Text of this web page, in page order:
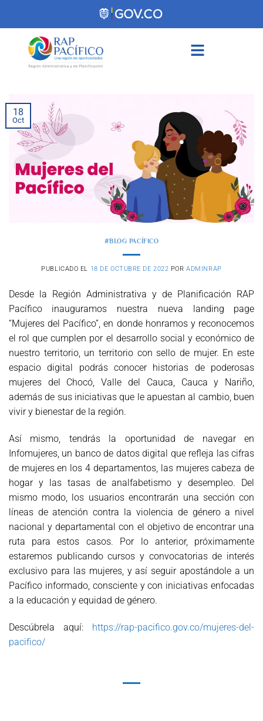
18
Oct
#BLOG PACÍFICO
PUBLICADO EL 18 DE OCTUBRE DE 2022 PORADMINRAP
Desde la Región Administrativa y de Planificación RAP
Pacífico inauguramos nuestra nueva landing page
“Mujeres del Pacífico”, en donde honramos y reconocemos
el rol que cumplen por el desarrollo social y económico de
nuestro territorio, un territorio con sello de mujer. En este
espacio digital podrás conocer historias de poderosas
mujeres del Chocó, Valle del Cauca, Cauca y Nariño,
además de sus iniciativas que le apuestan al cambio, buen
vivir y bienestar de la región.
Así mismo, tendrás la oportunidad de navegar en
Infomujeres, un banco de datos digital que refleja las cifras
de mujeres en los 4 departamentos, las mujeres cabeza de
hogar y las tasas de analfabetismo y desempleo. Del
mismo modo, los usuarios encontrarán una sección con
líneas de atención contra la violencia de género a nivel
nacional y departamental con el objetivo de encontrar una
ruta para estos casos. Por lo anterior, próximamente
estaremos publicando cursos y convocatorias de interés
exclusivo para las mujeres, y así seguir apostándole a un
Pacífico informado, consciente y con iniciativas enfocadas
a la educación y equidad de género.
Descúbrela aquí: https://rap-pacifico.gov.co/mujeres-del-
pacifico/